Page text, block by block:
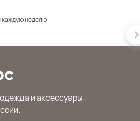
неделю
и аксессуары